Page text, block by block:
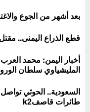
بعد أشهر من الجوع
قطع الذراع اليمنى..
المليشياوي سلطان
السعودية.. الحوثي
طائرات قاصفk2